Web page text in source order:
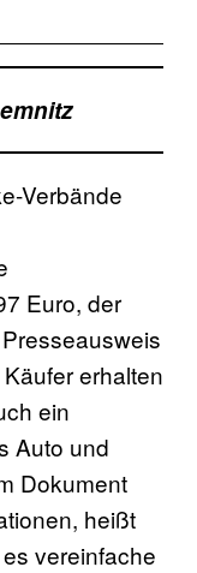
Verbände
Euro, der
erhalten
ein
Auto und
Dokument
heißt
vereinfache